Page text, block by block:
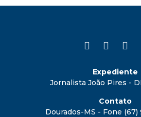
Expediente
Jornalista João Pires -
Contato
Dourados-MS - Fone